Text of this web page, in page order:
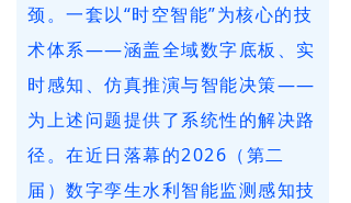
颈。一套以“时空智能”为核心的技
术体系——涵盖全域数字底板、实
时感知、仿真推演与智能决策——
为上述问题提供了系统性的解决路
径。在近日落幕的2026（第二
届）数字孪生水利智能监测感知技